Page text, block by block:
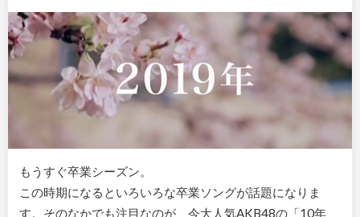
もうすぐ卒業シーズン。
この時期になるといろいろな卒業ソングが話題になりま
す。そのなかでも注目なのが、今大人気AKB48の「10年